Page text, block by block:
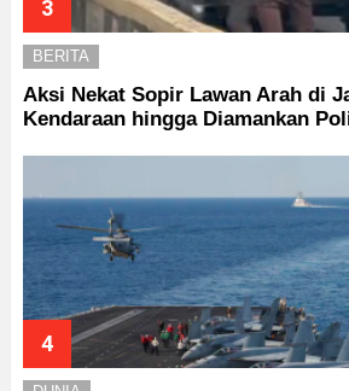
BERITA
Aksi Nekat Sopir Lawan Arah di
Kendaraan hingga Diamankan